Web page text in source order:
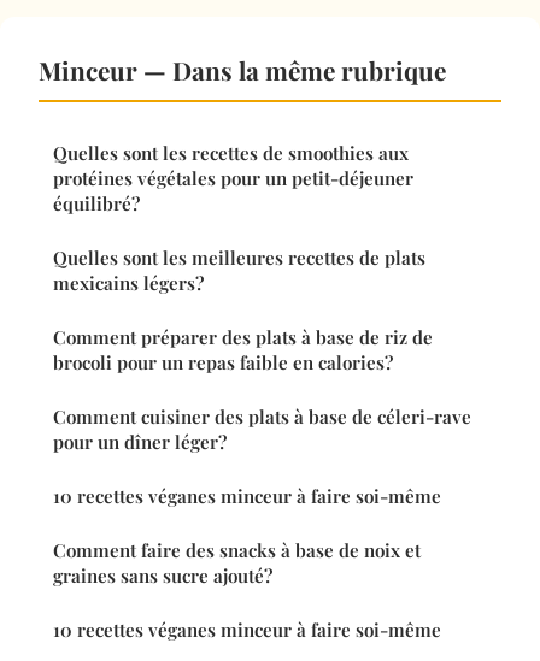
Minceur — Dans la même rubrique
Quelles sont les recettes de smoothies aux
protéines végétales pour un petit-déjeuner
équilibré?
Quelles sont les meilleures recettes de plats
mexicains légers?
Comment préparer des plats à base de riz de
brocoli pour un repas faible en calories?
Comment cuisiner des plats à base de céleri-rave
pour un dîner léger?
10 recettes véganes minceur à faire soi-même
Comment faire des snacks à base de noix et
graines sans sucre ajouté?
10 recettes véganes minceur à faire soi-même